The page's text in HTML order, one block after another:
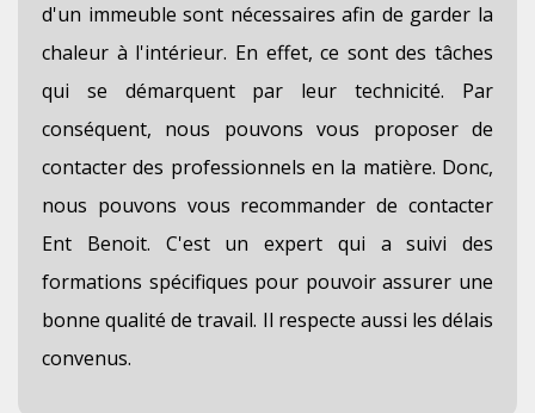
d'un immeuble sont nécessaires afin de garder la
chaleur à l'intérieur. En effet, ce sont des tâches
qui se démarquent par leur technicité. Par
conséquent, nous pouvons vous proposer de
contacter des professionnels en la matière. Donc,
nous pouvons vous recommander de contacter
Ent Benoit. C'est un expert qui a suivi des
formations spécifiques pour pouvoir assurer une
bonne qualité de travail. Il respecte aussi les délais
convenus.